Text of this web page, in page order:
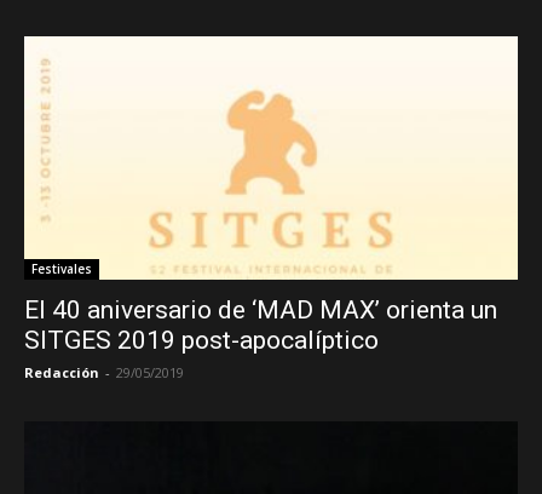
Festivales
El 40 aniversario de ‘MAD MAX’ orienta un
SITGES 2019 post-apocalíptico
Redacción - 29/05/2019